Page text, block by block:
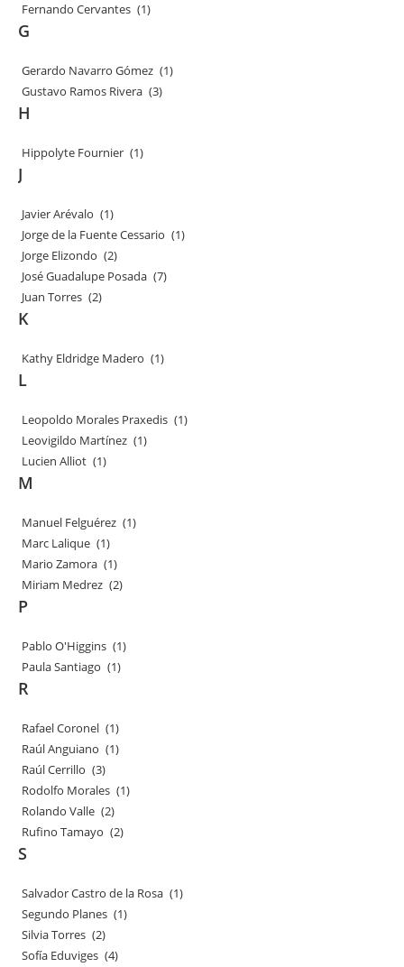
Fernando Cervantes (1)
G
Gerardo Navarro Gómez (1)
Gustavo Ramos Rivera (3)
H
Hippolyte Fournier (1)
J
Javier Arévalo (1)
Jorge de la Fuente Cessario (1)
Jorge Elizondo (2)
José Guadalupe Posada (7)
Juan Torres (2)
K
Kathy Eldridge Madero (1)
L
Leopoldo Morales Praxedis (1)
Leovigildo Martínez (1)
Lucien Alliot (1)
M
Manuel Felguérez (1)
Marc Lalique (1)
Mario Zamora (1)
Miriam Medrez (2)
P
Pablo O'Higgins (1)
Paula Santiago (1)
R
Rafael Coronel (1)
Raúl Anguiano (1)
Raúl Cerrillo (3)
Rodolfo Morales (1)
Rolando Valle (2)
Rufino Tamayo (2)
S
Salvador Castro de la Rosa (1)
Segundo Planes (1)
Silvia Torres (2)
Sofía Eduviges (4)